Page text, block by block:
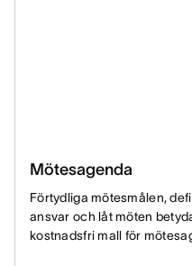
Mötesagenda
Förtydliga mötesmålen,
ansvar och låt möten
kostnadsfri mall för